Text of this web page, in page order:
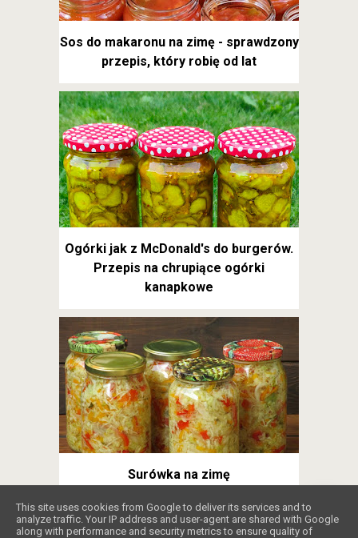
Sos do makaronu na zimę - sprawdzony
przepis, który robię od lat
Ogórki jak z McDonald's do burgerów.
Przepis na chrupiące ogórki
kanapkowe
Surówka na zimę
This site uses cookies from Google to deliver its services and to
analyze traffic. Your IP address and user-agent are shared with Google
along with performance and security metrics to ensure quality of